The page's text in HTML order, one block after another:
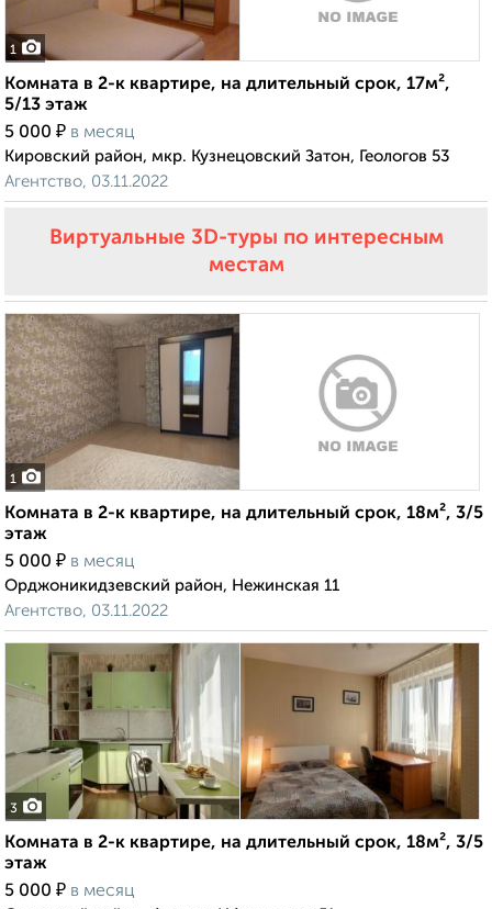
1
Комната в 2-к квартире, на длительный срок, 17м²,
5/13 этаж
5 000 ₽ в месяц
Кировский район, мкр. Кузнецовский Затон, Геологов 53
Агентство, 03.11.2022
Виртуальные 3D-туры по интересным
местам
1
Комната в 2-к квартире, на длительный срок, 18м², 3/5
этаж
5 000 ₽ в месяц
Орджоникидзевский район, Нежинская 11
Агентство, 03.11.2022
3
Комната в 2-к квартире, на длительный срок, 18м², 3/5
этаж
5 000 ₽ в месяц